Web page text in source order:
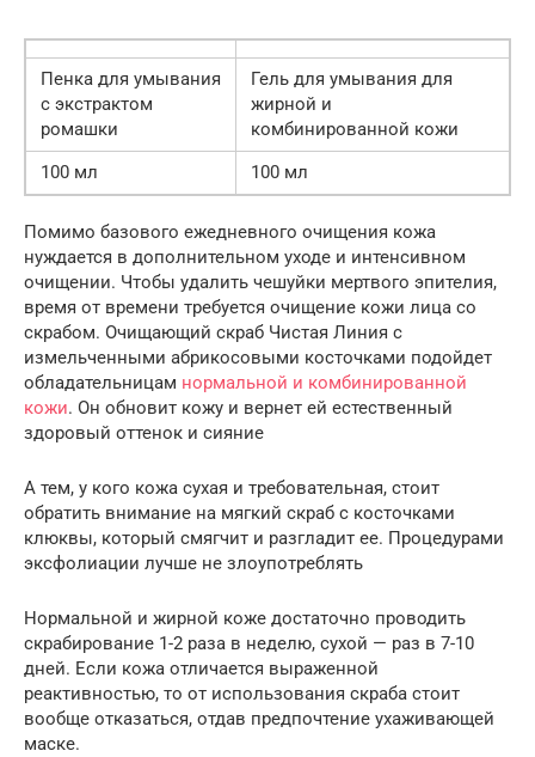
Пенка для умывания
с экстрактом
ромашки
Гель для умывания для
жирной и
комбинированной кожи
100 мл
100 мл
Помимо базового ежедневного очищения кожа
нуждается в дополнительном уходе и интенсивном
очищении. Чтобы удалить чешуйки мертвого эпителия,
время от времени требуется очищение кожи лица со
скрабом. Очищающий скраб Чистая Линия с
измельченными абрикосовыми косточками подойдет
обладательницам нормальной и комбинированной
кожи. Он обновит кожу и вернет ей естественный
здоровый оттенок и сияние
А тем, у кого кожа сухая и требовательная, стоит
обратить внимание на мягкий скраб с косточками
клюквы, который смягчит и разгладит ее. Процедурами
эксфолиации лучше не злоупотреблять
Нормальной и жирной коже достаточно проводить
скрабирование 1-2 раза в неделю, сухой — раз в 7-10
дней. Если кожа отличается выраженной
реактивностью, то от использования скраба стоит
вообще отказаться, отдав предпочтение ухаживающей
маске.